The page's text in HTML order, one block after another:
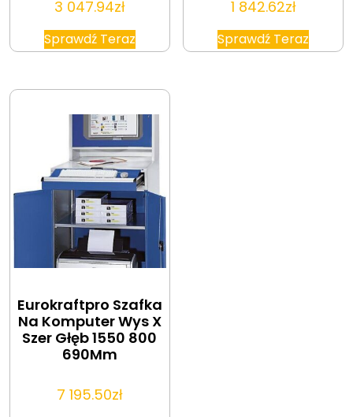
3 047.94zł
Sprawdź Teraz
1 842.62zł
Sprawdź Teraz
Eurokraftpro Szafka
Na Komputer Wys X
Szer Głęb 1550 800
690Mm
7 195.50zł